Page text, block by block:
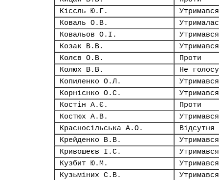
Кісєль Ю.Г.
Утримався
Коваль О.В.
Ковальов О.І.
Утримався
Козак В.В.
Утримався
Колєв О.В.
Проти
Колюх В.В.
Не
Копиленко О.Л.
Утримався
Корнієнко О.С.
Утримався
Костін А.Є.
Проти
Костюх А.В.
Утримався
Красносільська А.О.
Відсутня
Крейденко В.В.
Утримався
Кривошеєв І.С.
Утримався
Кузбит Ю.М.
Утримався
Кузьміних С.В.
Утримався